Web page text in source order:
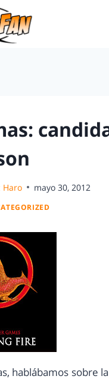
Haro mayo 30, 2012
hablábamos sobre